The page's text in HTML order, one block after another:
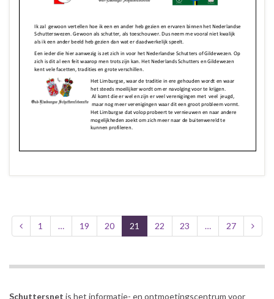
1 … 19 20 21 22 23 … 27
Schuttersnet is het informatie- en ontmoetingscentrum voor